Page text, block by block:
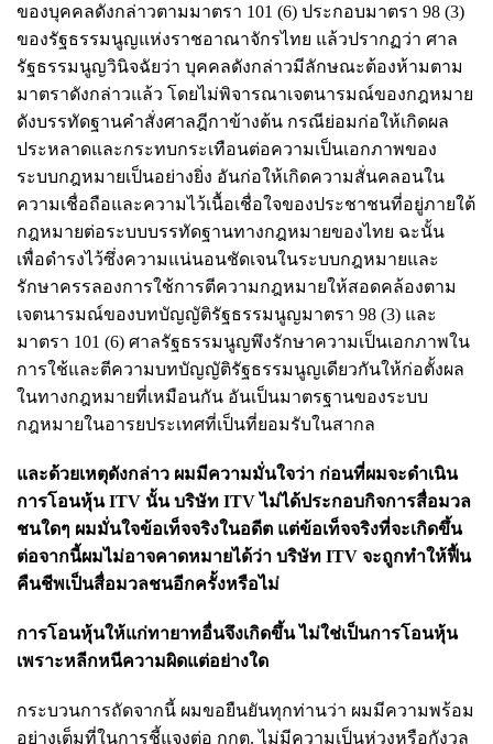
ของบุคคลดังกล่าวตามมาตรา 101 (6) ประกอบมาตรา 98 (3)
ของรัฐธรรมนูญแห่งราชอาณาจักรไทย แล้วปรากฏว่า ศาล
รัฐธรรมนูญวินิจฉัยว่า บุคคลดังกล่าวมีลักษณะต้องห้ามตาม
มาตราดังกล่าวแล้ว โดยไม่พิจารณาเจตนารมณ์ของกฎหมาย
ดังบรรทัดฐานคำสั่งศาลฎีกาข้างต้น กรณีย่อมก่อให้เกิดผล
ประหลาดและกระทบกระเทือนต่อความเป็นเอกภาพของ
ระบบกฎหมายเป็นอย่างยิ่ง อันก่อให้เกิดความสั่นคลอนใน
ความเชื่อถือและความไว้เนื้อเชื่อใจของประชาชนที่อยู่ภายใต้
กฎหมายต่อระบบบรรทัดฐานทางกฎหมายของไทย ฉะนั้น
เพื่อดำรงไว้ซึ่งความแน่นอนชัดเจนในระบบกฎหมายและ
รักษาครรลองการใช้การตีความกฎหมายให้สอดคล้องตาม
เจตนารมณ์ของบทบัญญัติรัฐธรรมนูญมาตรา 98 (3) และ
มาตรา 101 (6) ศาลรัฐธรรมนูญพึงรักษาความเป็นเอกภาพใน
การใช้และตีความบทบัญญัติรัฐธรรมนูญเดียวกันให้ก่อตั้งผล
ในทางกฎหมายที่เหมือนกัน อันเป็นมาตรฐานของระบบ
กฎหมายในอารยประเทศที่เป็นที่ยอมรับในสากล
และด้วยเหตุดังกล่าว ผมมีความมั่นใจว่า ก่อนที่ผมจะดำเนิน
การโอนหุ้น ITV นั้น บริษัท ITV ไม่ได้ประกอบกิจการสื่อมวล
ชนใดๆ ผมมั่นใจข้อเท็จจริงในอดีต แต่ข้อเท็จจริงที่จะเกิดขึ้น
ต่อจากนี้ผมไม่อาจคาดหมายได้ว่า บริษัท ITV จะถูกทำให้ฟื้น
คืนชีพเป็นสื่อมวลชนอีกครั้งหรือไม่
การโอนหุ้นให้แก่ทายาทอื่นจึงเกิดขึ้น ไม่ใช่เป็นการโอนหุ้น
เพราะหลีกหนีความผิดแต่อย่างใด
กระบวนการถัดจากนี้ ผมขอยืนยันทุกท่านว่า ผมมีความพร้อม
อย่างเต็มที่ในการชี้แจงต่อ กกต. ไม่มีความเป็นห่วงหรือกังวล